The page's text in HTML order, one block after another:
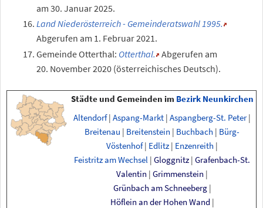
am 30. Januar 2025.
Land Niederösterreich - Gemeinderatswahl 1995.
Abgerufen am 1. Februar 2021.
Gemeinde Otterthal: Otterthal.
Abgerufen am
20. November 2020 (österreichisches Deutsch).
Städte und Gemeinden im Bezirk Neunkirchen
Altendorf | Aspang-Markt | Aspangberg-St. Peter |
Breitenau | Breitenstein | Buchbach | Bürg-
Vöstenhof | Edlitz | Enzenreith |
Feistritz am Wechsel | Gloggnitz | Grafenbach-St.
Valentin | Grimmenstein |
Grünbach am Schneeberg |
Höflein an der Hohen Wand |